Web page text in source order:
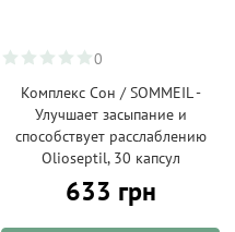
0
Комплекс Сон / SOMMEIL -
Улучшает засыпание и
способствует расслаблению
Olioseptil, 30 капсул
633 грн